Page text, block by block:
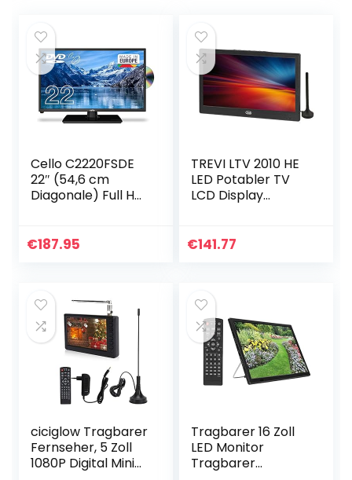
Cello C2220FSDE
22″ (54,6 cm
Diagonale) Full HD
Player und DVBT2
€187.95
TREVI LTV 2010 HE
LED Potabler TV
LCD Display
Format 16:9 1024 x
€141.77
ciciglow Tragbarer
Fernseher, 5 Zoll
1080P Digital Mini
Tragbarer 16 Zoll
LED Monitor
Tragbarer